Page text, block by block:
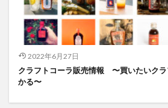
2022年6月27日
クラフトコーラ販売情報 〜買いたいク
かる〜